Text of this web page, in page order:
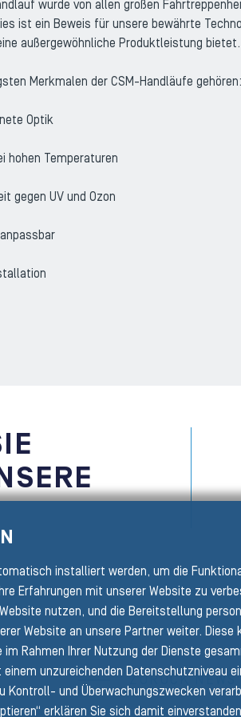
wurde von allen großen
ist ein Beweis für unsere bewährte
außergewöhnliche Produktleistung bietet.
Merkmalen der CSM-Handläufe gehören:
Optik
hohen Temperaturen
gegen UV und Ozon
ZURÜCK NEWS
installiert werden, um die
Erfahrungen mit unserer Website zu
nutzen, und die Bereitstellung
Website an unsere Partner weiter.
Rahmen Ihrer Nutzung der Dienste
unzureichenden Datenschutzniveau
Kontroll- und Überwachungszwecken
erklären Sie sich damit